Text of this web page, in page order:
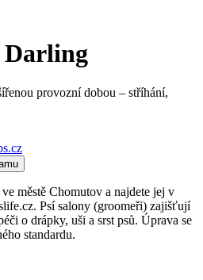
Darling
provozní dobou – stříhání,
městě Chomutov a najdete jej v
Psí salony (groomeři) zajišťují
o drápky, uši a srst psů. Úprava se
standardu.